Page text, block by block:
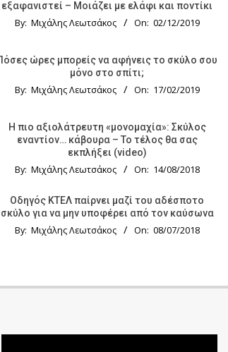
εξαφανιστεί – Μοιάζει με ελάφι και ποντίκι
By: Μιχάλης Λεωτσάκος On: 02/12/2019
ώρες μπορείς να αφήνεις το σκύλο σου
μόνο στο σπίτι;
By: Μιχάλης Λεωτσάκος On: 17/02/2019
Η πιο αξιολάτρευτη «μονομαχία»: Σκύλος
εναντίον… κάβουρα – Το τέλος θα σας
εκπλήξει (video)
By: Μιχάλης Λεωτσάκος On: 14/08/2018
Οδηγός KTΕΛ παίρνει μαζί του αδέσποτο
σκύλο για να μην υποφέρει από τον καύσωνα
By: Μιχάλης Λεωτσάκος On: 08/07/2018